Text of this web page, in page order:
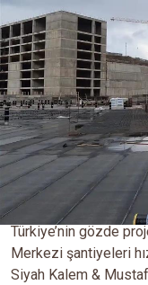
Türkiye’nin gözde
Merkezi şantiyeleri
Siyah Kalem &